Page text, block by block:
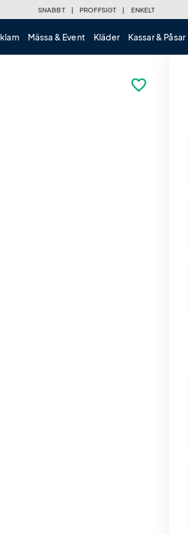
SNABBT | PROFFSIGT | ENKELT
Mässa & Event Kläder Kassar & Påsar
favorite_border